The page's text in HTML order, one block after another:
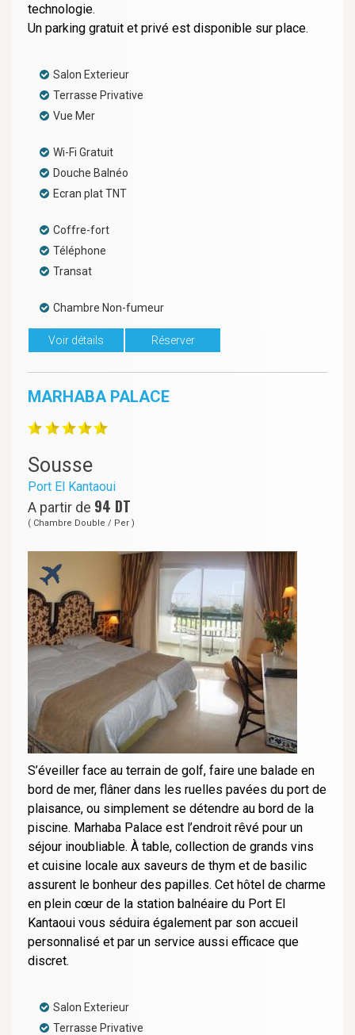
technologie.
Un parking gratuit et privé est disponible sur place.
Salon Exterieur
Terrasse Privative
Vue Mer
Wi-Fi Gratuit
Douche Balnéo
Ecran plat TNT
Coffre-fort
Téléphone
Transat
Chambre Non-fumeur
Voir détails Réserver
Sousse
Port El Kantaoui
A partir de 94 DT
( Chambre Double / Per )
MARHABA PALACE
S’éveiller face au terrain de golf, faire une balade en
bord de mer, flâner dans les ruelles pavées du port de
plaisance, ou simplement se détendre au bord de la
piscine. Marhaba Palace est l’endroit rêvé pour un
séjour inoubliable. À table, collection de grands vins
et cuisine locale aux saveurs de thym et de basilic
assurent le bonheur des papilles. Cet hôtel de charme
en plein cœur de la station balnéaire du Port El
Kantaoui vous séduira également par son accueil
personnalisé et par un service aussi efficace que
discret.
Salon Exterieur
Terrasse Privative